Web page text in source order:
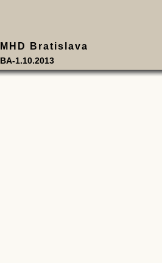
MHD Bratislava
BA-1.10.2013